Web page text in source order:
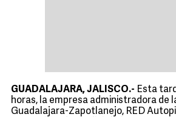
GUADALAJARA, JALISCO.- Esta
horas, la empresa administradora de
Guadalajara-Zapotlanejo, RED